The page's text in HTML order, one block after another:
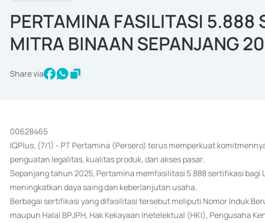
PERTAMINA FASILITASI 5.888
MITRA BINAAN SEPANJANG
Share via
00628465
IQPlus, (7/1) - PT Pertamina (Persero) terus memperkuat
penguatan legalitas, kualitas produk, dan akses pasar.
Sepanjang tahun 2025, Pertamina memfasilitasi 5.888 sertifikasi bagi
meningkatkan daya saing dan keberlanjutan usaha.
Berbagai sertifikasi yang difasilitasi tersebut meliputi Nomor Induk
maupun Halal BPJPH, Hak Kekayaan Inetelektual (HKI), Pengusaha